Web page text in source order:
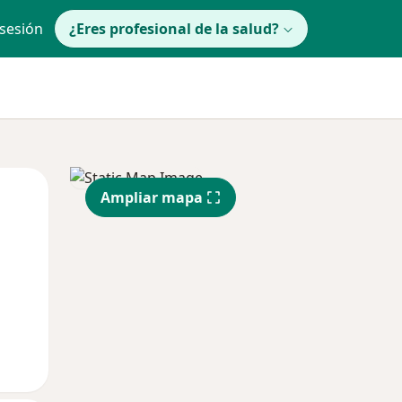
¿Eres profesional de la salud?
Mar
11 Ago
Mié
12 Ago
Ampliar mapa